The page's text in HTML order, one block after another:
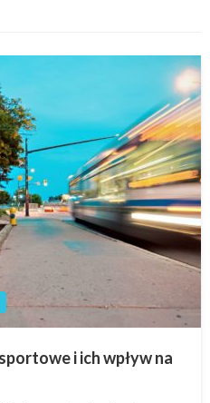
i ich wpływ na